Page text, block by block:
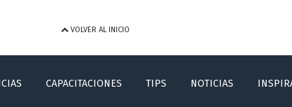
VOLVER AL INICIO
CAPACITACIONES TIPS NOTICIAS